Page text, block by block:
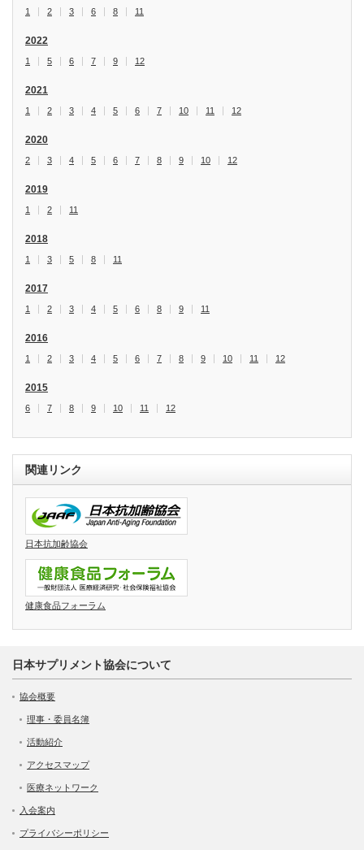
1 2 3 6 8 11
2022
1 5 6 7 9 12
2021
1 2 3 4 5 6 7 10 11 12
2020
2 3 4 5 6 7 8 9 10 12
2019
1 2 11
2018
1 3 5 8 11
2017
1 2 3 4 5 6 8 9 11
2016
1 2 3 4 5 6 7 8 9 10 11 12
2015
6 7 8 9 10 11 12
関連リンク
日本抗加齢協会
健康食品フォーラム
日本サプリメント協会について
協会概要
理事・委員名簿
活動紹介
アクセスマップ
医療ネットワーク
入会案内
プライバシーポリシー